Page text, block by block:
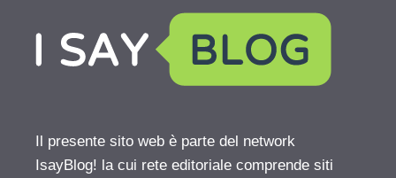
Il presente sito web è parte del network
IsayBlog! la cui rete editoriale comprende siti